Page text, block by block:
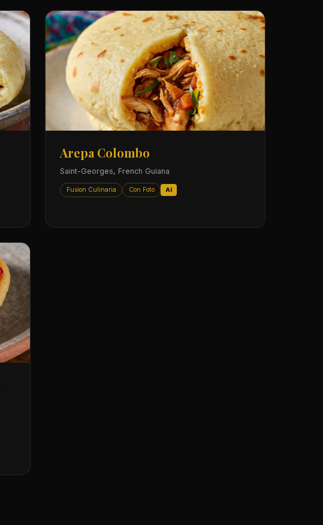
Arepa Colombo
Saint-Georges, French Guiana
Fusion Culinaria Con Foto AI